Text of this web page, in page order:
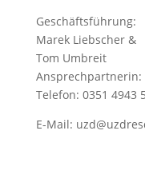
Geschäftsführung:
Marek Liebscher &
Tom Umbreit
Ansprechpartnerin:
Telefon: 0351 4943
E-Mail: